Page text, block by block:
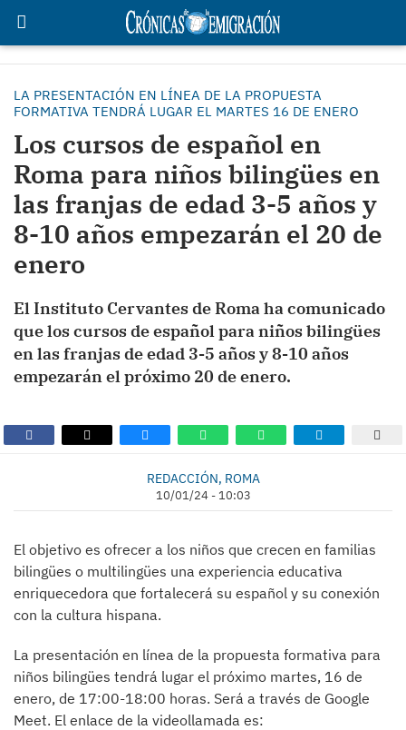
LA PRESENTACIÓN EN LÍNEA DE LA PROPUESTA
FORMATIVA TENDRÁ LUGAR EL MARTES 16 DE ENERO
Los cursos de español en
Roma para niños bilingües en
las franjas de edad 3-5 años y
8-10 años empezarán el 20 de
enero
El Instituto Cervantes de Roma ha comunicado
que los cursos de español para niños bilingües
en las franjas de edad 3-5 años y 8-10 años
empezarán el próximo 20 de enero.
REDACCIÓN, ROMA
10/01/24 - 10:03
El objetivo es ofrecer a los niños que crecen en familias
bilingües o multilingües una experiencia educativa
enriquecedora que fortalecerá su español y su conexión
con la cultura hispana.
La presentación en línea de la propuesta formativa para
niños bilingües tendrá lugar el próximo martes, 16 de
enero, de 17:00-18:00 horas. Será a través de Google
Meet. El enlace de la videollamada es: